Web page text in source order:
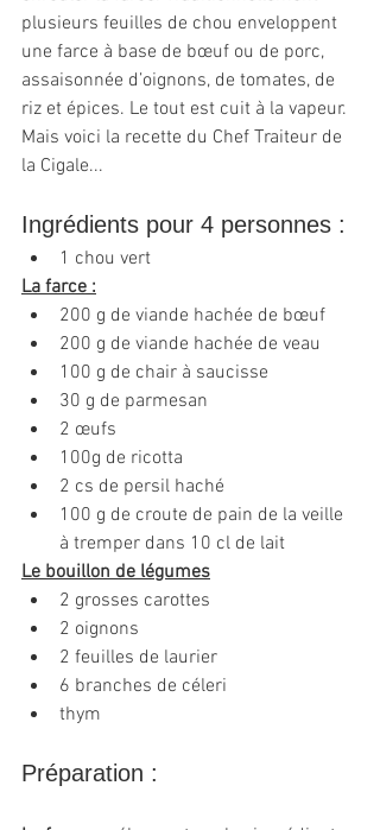
plusieurs feuilles de chou enveloppent
une farce à base de bœuf ou de porc,
assaisonnée d’oignons, de tomates, de
riz et épices. Le tout est cuit à la vapeur.
Mais voici la recette du Chef Traiteur de
la Cigale...
Ingrédients pour 4 personnes :
1 chou vert
La farce :
200 g de viande hachée de bœuf
200 g de viande hachée de veau
100 g de chair à saucisse
30 g de parmesan
2 œufs
100g de ricotta
2 cs de persil haché
100 g de croute de pain de la veille
à tremper dans 10 cl de lait
Le bouillon de légumes
2 grosses carottes
2 oignons
2 feuilles de laurier
6 branches de céleri
thym
Préparation :